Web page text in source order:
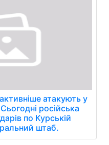
атакують у
російська
по Курській
штаб.